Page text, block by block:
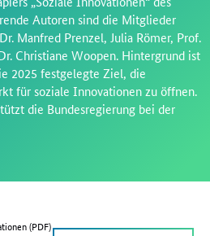
Autoren sind die Mitglieder
Manfred Prenzel, Julia Römer, Prof.
Christiane Woopen. Hintergrund ist
2025 festgelegte Ziel, die
für soziale Innovationen zu öffnen.
die Bundesregierung bei der
(PDF)